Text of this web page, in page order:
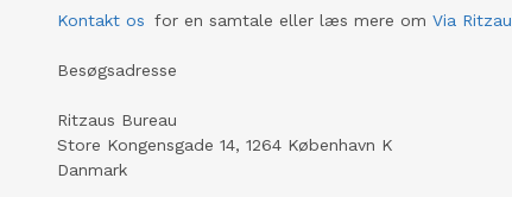
Kontakt os for en samtale eller læs mere om Via Ritzau
Besøgsadresse
Ritzaus Bureau
Store Kongensgade 14, 1264 København K
Danmark